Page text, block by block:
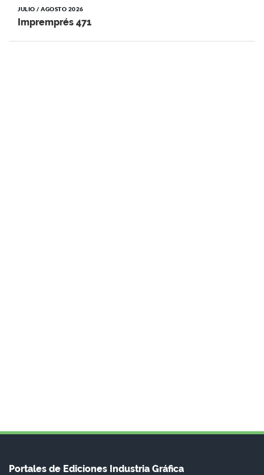
JULIO / AGOSTO 2026
Impremprés 471
Portales de Ediciones Industria Gráfica